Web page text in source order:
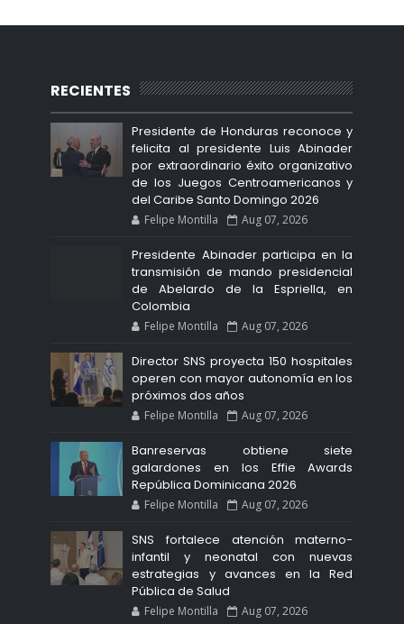
RECIENTES
Presidente de Honduras reconoce y
felicita al presidente Luis Abinader
por extraordinario éxito organizativo
de los Juegos Centroamericanos y
del Caribe Santo Domingo 2026
Felipe Montilla Aug 07, 2026
Presidente Abinader participa en la
transmisión de mando presidencial
de Abelardo de la Espriella, en
Colombia
Felipe Montilla Aug 07, 2026
Director SNS proyecta 150 hospitales
operen con mayor autonomía en los
próximos dos años
Felipe Montilla Aug 07, 2026
Banreservas obtiene siete
galardones en los Effie Awards
República Dominicana 2026
Felipe Montilla Aug 07, 2026
SNS fortalece atención materno-
infantil y neonatal con nuevas
estrategias y avances en la Red
Pública de Salud
Felipe Montilla Aug 07, 2026